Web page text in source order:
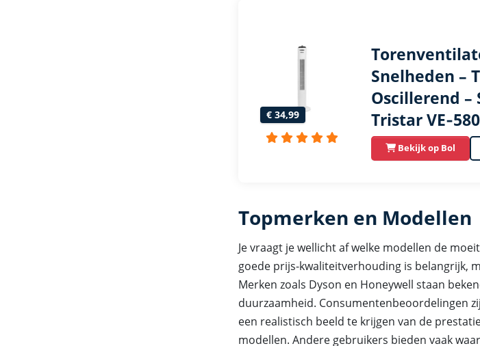
€ 34,99
Snelheden –
Oscillerend –
Tristar
Bekijk op Bol
Topmerken en Modellen
Je vraagt je wellicht af welke modellen de
goede prijs-kwaliteitverhouding is belangrijk,
Merken zoals Dyson en Honeywell staan
duurzaamheid. Consumentenbeoordelingen
een realistisch beeld te krijgen van de
modellen. Andere gebruikers bieden vaak